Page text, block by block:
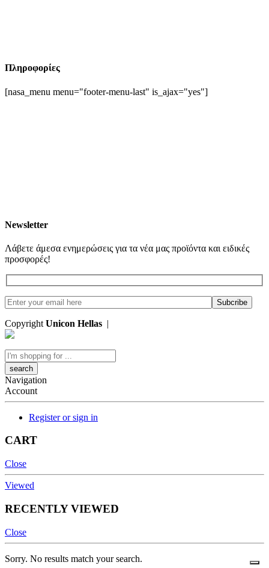
Πληροφορίες
[nasa_menu menu="footer-menu-last" is_ajax="yes"]
Newsletter
Λάβετε άμεσα ενημερώσεις για τα νέα μας προϊόντα και ειδικές
προσφορές!
Copyright Unicon Hellas |
Search
here
Navigation
Account
Register or sign in
CART
Close
Viewed
RECENTLY VIEWED
Close
Sorry. No results match your search.